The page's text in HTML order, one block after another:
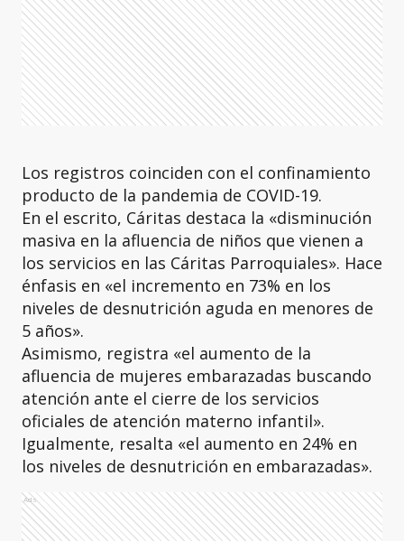
Los registros coinciden con el confinamiento
producto de la pandemia de COVID-19.
En el escrito, Cáritas destaca la «disminución
masiva en la afluencia de niños que vienen a
los servicios en las Cáritas Parroquiales». Hace
énfasis en «el incremento en 73% en los
niveles de desnutrición aguda en menores de
5 años».
Asimismo, registra «el aumento de la
afluencia de mujeres embarazadas buscando
atención ante el cierre de los servicios
oficiales de atención materno infantil».
Igualmente, resalta «el aumento en 24% en
los niveles de desnutrición en embarazadas».
Ads